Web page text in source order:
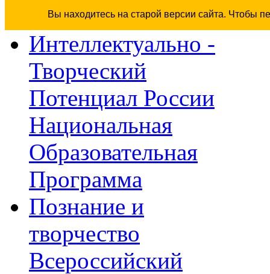
Вы находитесь на старой версии сайта. Чтобы
Интеллектуально -
Творческий
Потенциал России
Национальная
Образовательная
Программа
Познание и
творчество
Всероссийский